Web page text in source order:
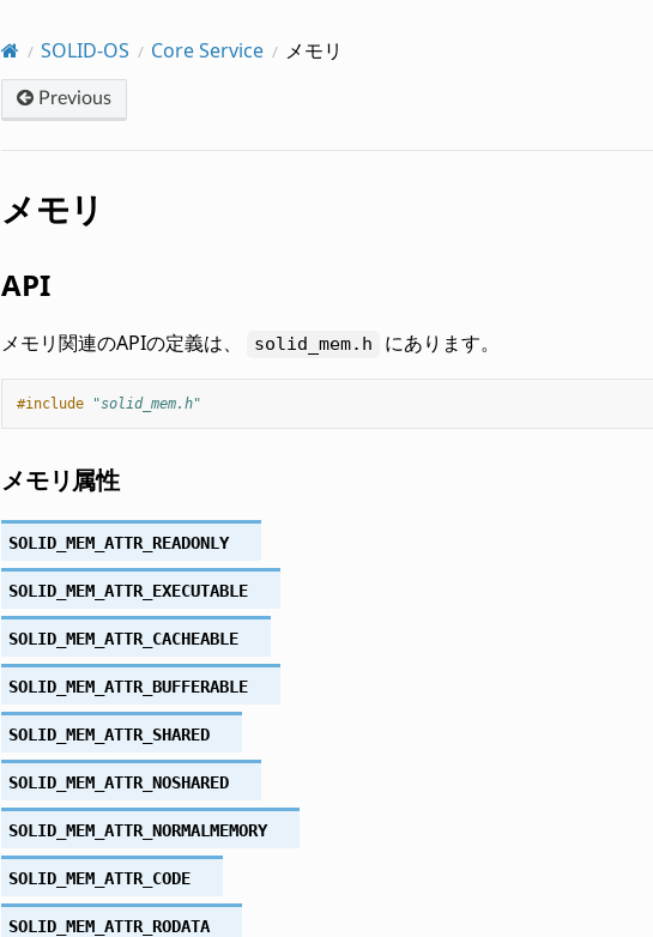
SOLID-OS Core Service メモリ
Previous
メモリ
API
メモリ関連のAPIの定義は、 solid_mem.h にあります。
#include "solid_mem.h"
メモリ属性
SOLID_MEM_ATTR_READONLY
SOLID_MEM_ATTR_EXECUTABLE
SOLID_MEM_ATTR_CACHEABLE
SOLID_MEM_ATTR_BUFFERABLE
SOLID_MEM_ATTR_SHARED
SOLID_MEM_ATTR_NOSHARED
SOLID_MEM_ATTR_NORMALMEMORY
SOLID_MEM_ATTR_CODE
SOLID_MEM_ATTR_RODATA